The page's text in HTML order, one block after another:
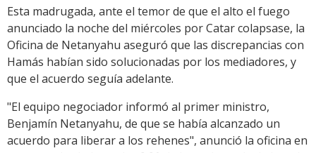
Esta madrugada, ante el temor de que el alto el fuego
anunciado la noche del miércoles por Catar colapsase, la
Oficina de Netanyahu aseguró que las discrepancias con
Hamás habían sido solucionadas por los mediadores, y
que el acuerdo seguía adelante.
"El equipo negociador informó al primer ministro,
Benjamín Netanyahu, de que se había alcanzado un
acuerdo para liberar a los rehenes", anunció la oficina en